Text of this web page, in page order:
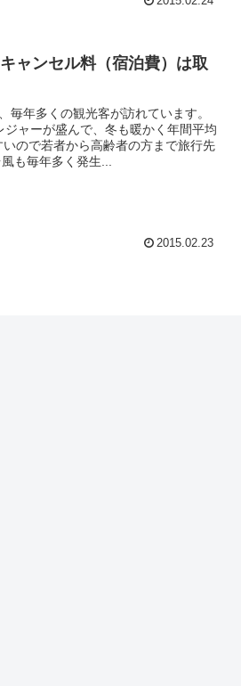
ャンセル料（宿泊費）は取
毎年多くの観光客が訪れています。
ャーが盛んで、冬も暖かく年間平均
ので若者から高齢者の方まで旅行先
も毎年多く発生...
2015.02.23